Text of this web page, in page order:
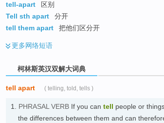
tell-apart
区别
Tell sth apart
分开
tell them apart
把他们区分开
更多网络短语
柯林斯英汉双解大词典
tell apart ( telling, told, tells )
1. PHRASAL VERB If you can tell people or
the differences between them and can